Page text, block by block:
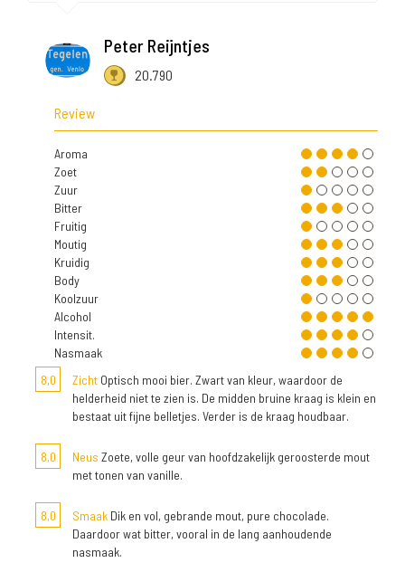
Peter Reijntjes
20.790
Review
Aroma
Zoet
Zuur
Bitter
Fruitig
Moutig
Kruidig
Body
Koolzuur
Alcohol
Intensit.
Nasmaak
8,0
Zicht Optisch mooi bier. Zwart van kleur, waardoor de
helderheid niet te zien is. De midden bruine kraag is klein en
bestaat uit fijne belletjes. Verder is de kraag houdbaar.
8,0 Neus Zoete, volle geur van hoofdzakelijk geroosterde mout
met tonen van vanille.
8,0 Smaak Dik en vol, gebrande mout, pure chocolade.
Daardoor wat bitter, vooral in de lang aanhoudende
nasmaak.